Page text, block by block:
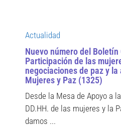
Actualidad
Nuevo número del Boletín
Participación de las
negociaciones de paz y la
Mujeres y Paz (1325)
Desde la Mesa de Apoyo a
DD.HH. de las mujeres y la
damos ...